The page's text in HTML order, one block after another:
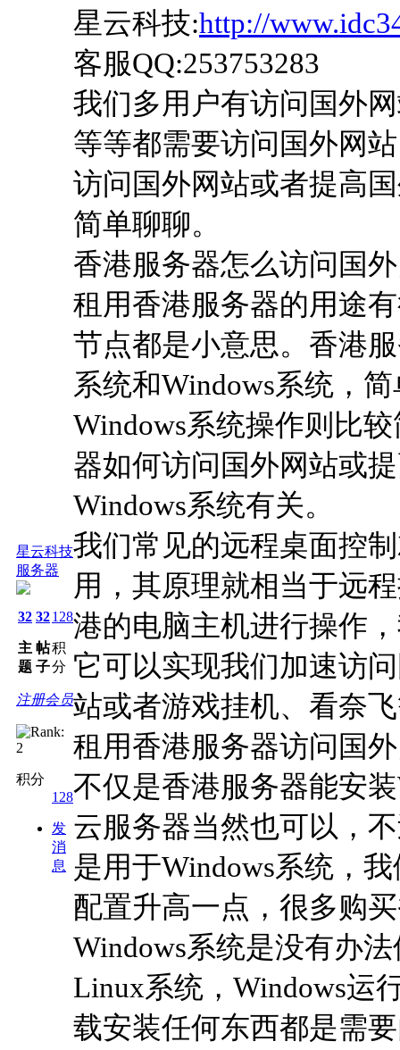
星云科技
服务器
32
主
题
32
帖
子
128
积
分
注册会员
积分
128
发
消
息
星云科技:http://
客服QQ:253753283
我们多用户有访问国外
等等都需要访问国外网
访问国外网站或者提高
简单聊聊。
香港服务器怎么访问国
租用香港服务器的用途
节点都是小意思。香港
系统和Windows系统，
Windows系统操作则比
器如何访问国外网站或
Windows系统有关。
我们常见的远程桌面控
用，其原理就相当于远
港的电脑主机进行操作
它可以实现我们加速访
站或者游戏挂机、看奈
租用香港服务器访问国
不仅是香港服务器能安
云服务器当然也可以，
是用于Windows系统，
配置升高一点，很多购
Windows系统是没有办
Linux系统，Windows运
载安装任何东西都是需